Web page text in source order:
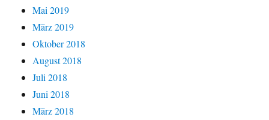
Mai 2019
März 2019
Oktober 2018
August 2018
Juli 2018
Juni 2018
März 2018